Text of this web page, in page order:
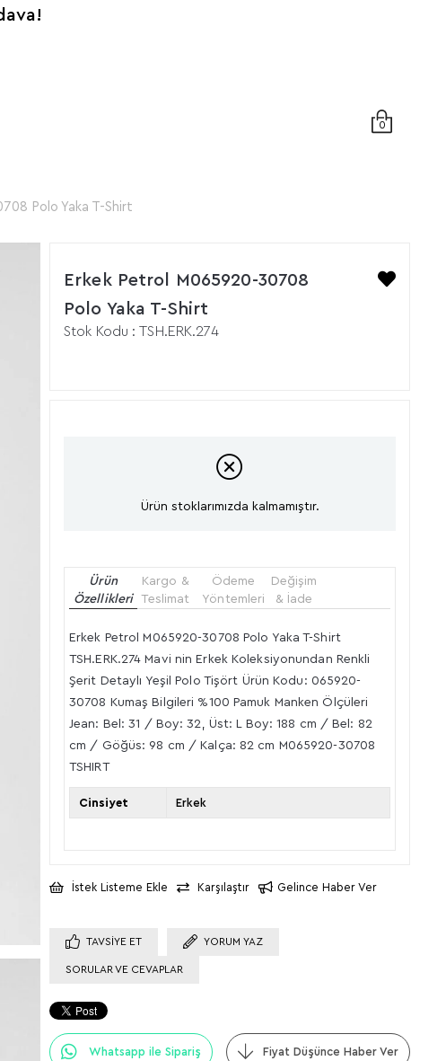
0
Polo Yaka T-Shirt
Erkek Petrol M065920-30708
Polo Yaka T-Shirt
Stok Kodu TSH.ERK.274
Ürün stoklarımızda kalmamıştır.
Ürün
Özellikleri
Kargo &
Teslimat
Ödeme
Yöntemleri
Değişim
& İade
Erkek Petrol M065920-30708 Polo Yaka T-Shirt
TSH.ERK.274 Mavi nin Erkek Koleksiyonundan Renkli
Şerit Detaylı Yeşil Polo Tişört Ürün Kodu: 065920-
30708 Kumaş Bilgileri %100 Pamuk Manken Ölçüleri
Jean: Bel: 31 / Boy: 32, Üst: L Boy: 188 cm / Bel: 82
cm / Göğüs: 98 cm / Kalça: 82 cm M065920-30708
TSHIRT
Cinsiyet Erkek
İstek Listeme Ekle Karşılaştır Gelince Haber Ver
TAVSIYE ET YORUM YAZ
SORULAR VE CEVAPLAR
Whatsapp ile Sipariş Fiyat Düşünce Haber Ver